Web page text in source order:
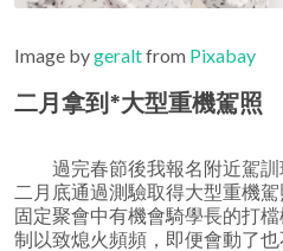
Image bygeraltfrom Pixabay
二月拿到*大型重機駕照
過完春節後我報名附近駕訓
二月底通過測驗取得大型重機
固定聚會中有機會騎學長的打
制以致熄火頻頻，即便會動了也